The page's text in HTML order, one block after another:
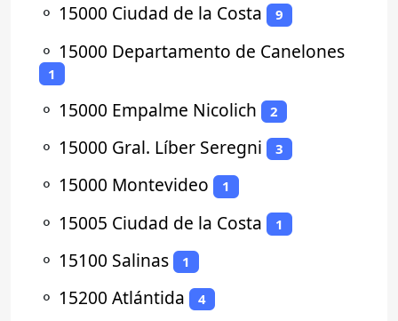
⚬ 15000 Ciudad de la Costa 9
⚬ 15000 Departamento de Canelones
1
⚬ 15000 Empalme Nicolich 2
⚬ 15000 Gral. Líber Seregni 3
⚬ 15000 Montevideo 1
⚬ 15005 Ciudad de la Costa 1
⚬ 15100 Salinas 1
⚬ 15200 Atlántida 4